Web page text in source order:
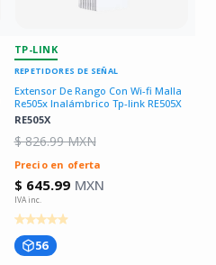
TP-LINK
REPETIDORES DE SEÑAL
RE505X
Extensor De Rango Con Wi-fi Malla
Re505x Inalámbrico Tp-link RE505X
$ 826.99 MXN
Precio en oferta
$ 645.99 MXN
56